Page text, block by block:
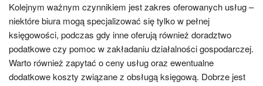
Kolejnym ważnym czynnikiem jest zakres oferowanych usług –
niektóre biura mogą specjalizować się tylko w pełnej
księgowości, podczas gdy inne oferują również doradztwo
podatkowe czy pomoc w zakładaniu działalności gospodarczej.
Warto również zapytać o ceny usług oraz ewentualne
dodatkowe koszty związane z obsługą księgową. Dobrze jest